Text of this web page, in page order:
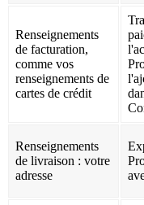
Renseignements
de facturation,
comme vos
renseignements de
cartes de crédit
Renseignements
de livraison : votre
adresse